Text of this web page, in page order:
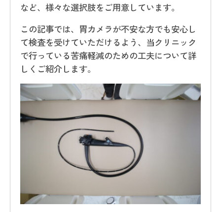
など、様々な選択肢をご用意しています。
この記事では、胃カメラが不安な方でも安心し
て検査を受けていただけるよう、当クリニック
で行っている苦痛軽減のための工夫について詳
しくご紹介します。